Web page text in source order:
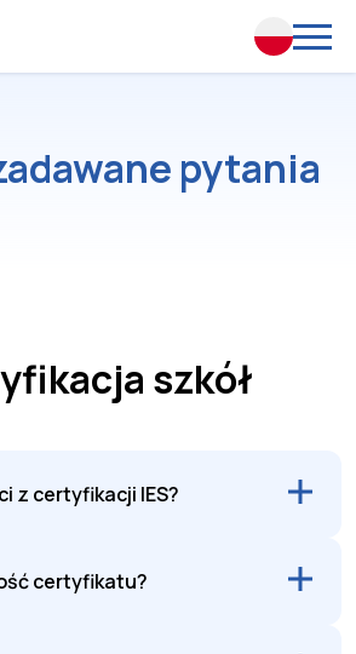
pytania
szkół
z certyfikacji IES?
certyfikatu?